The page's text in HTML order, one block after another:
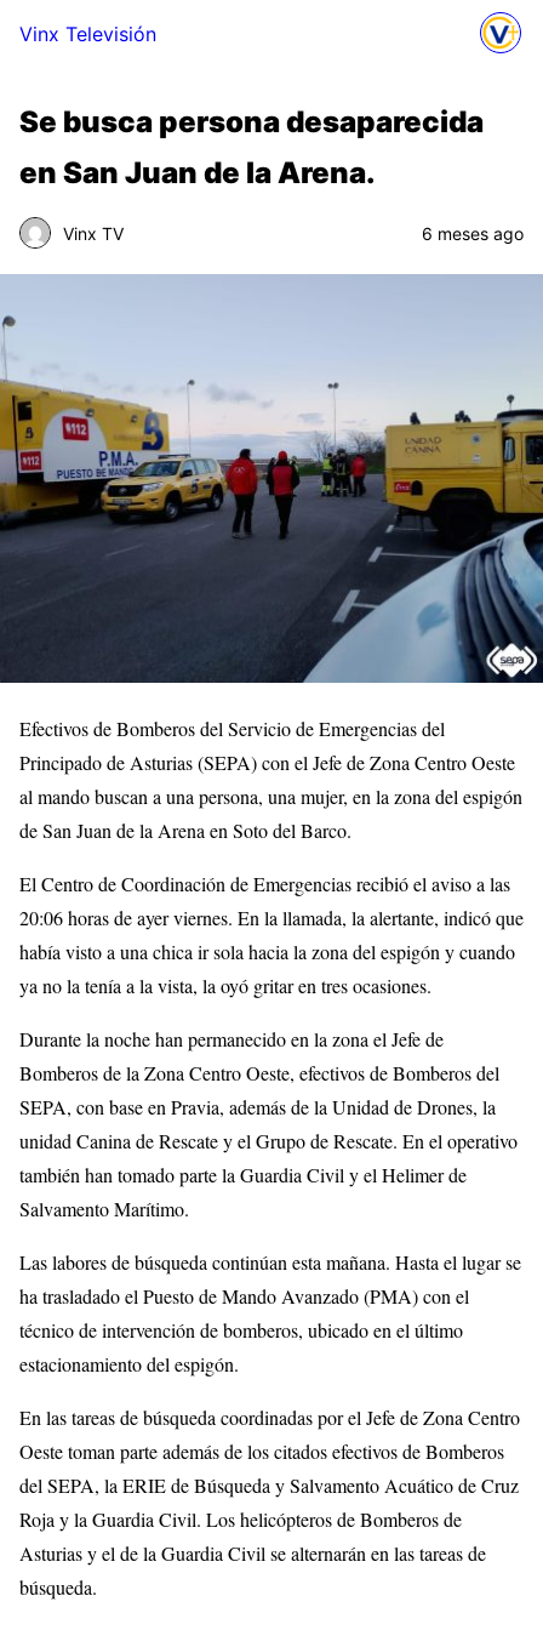
Vinx Televisión
Se busca persona desaparecida
en San Juan de la Arena.
Vinx TV 6 meses ago
Efectivos de Bomberos del Servicio de Emergencias del
Principado de Asturias (SEPA) con el Jefe de Zona Centro Oeste
al mando buscan a una persona, una mujer, en la zona del espigón
de San Juan de la Arena en Soto del Barco.
El Centro de Coordinación de Emergencias recibió el aviso a las
20:06 horas de ayer viernes. En la llamada, la alertante, indicó que
había visto a una chica ir sola hacia la zona del espigón y cuando
ya no la tenía a la vista, la oyó gritar en tres ocasiones.
Durante la noche han permanecido en la zona el Jefe de
Bomberos de la Zona Centro Oeste, efectivos de Bomberos del
SEPA, con base en Pravia, además de la Unidad de Drones, la
unidad Canina de Rescate y el Grupo de Rescate. En el operativo
también han tomado parte la Guardia Civil y el Helimer de
Salvamento Marítimo.
Las labores de búsqueda continúan esta mañana. Hasta el lugar se
ha trasladado el Puesto de Mando Avanzado (PMA) con el
técnico de intervención de bomberos, ubicado en el último
estacionamiento del espigón.
En las tareas de búsqueda coordinadas por el Jefe de Zona Centro
Oeste toman parte además de los citados efectivos de Bomberos
del SEPA, la ERIE de Búsqueda y Salvamento Acuático de Cruz
Roja y la Guardia Civil. Los helicópteros de Bomberos de
Asturias y el de la Guardia Civil se alternarán en las tareas de
búsqueda.